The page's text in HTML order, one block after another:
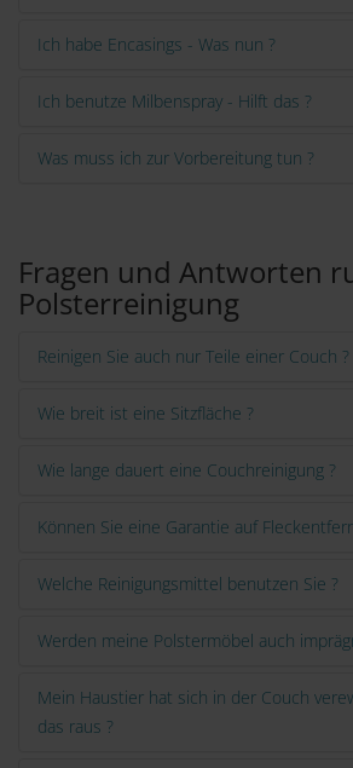
Ich habe Encasings - Was nun ?
Ich benutze Milbenspray - Hilft das ?
Was muss ich zur Vorbereitung tun ?
Fragen und Antworten
Polsterreinigung
Reinigen Sie auch nur Teile einer Couch ?
Wie breit ist eine Sitzfläche ?
Wie lange dauert eine Couchreinigung ?
Können Sie eine Garantie auf
Welche Reinigungsmittel benutzen Sie ?
Werden meine Polstermöbel auch
Mein Haustier hat sich in der Couch
das raus ?